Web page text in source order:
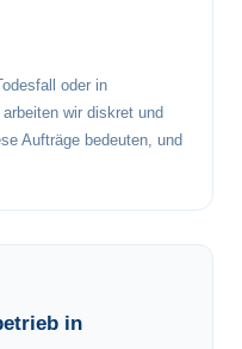
oder in
wir diskret und
Aufträge bedeuten, und
in